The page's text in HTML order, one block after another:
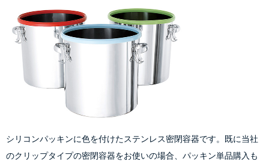
シリコンパッキンに色を付けたステンレス密閉容器です。既に当社
のクリップタイプの密閉容器をお使いの場合、パッキン単品購入も